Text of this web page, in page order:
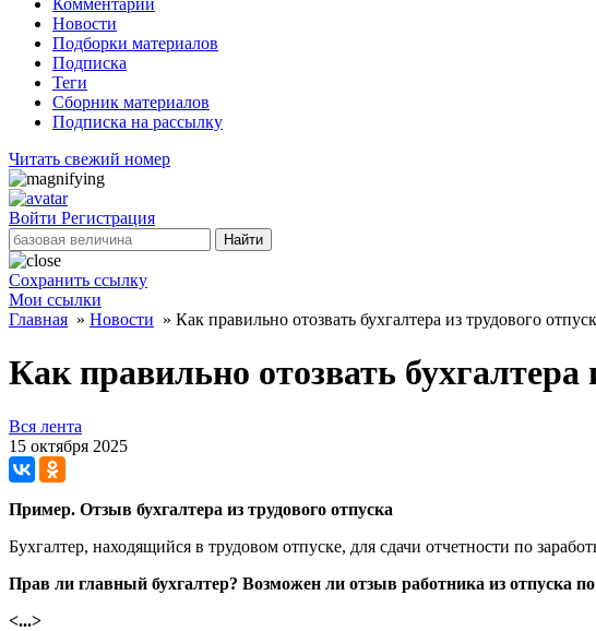
Комментарий
Новости
Подборки материалов
Подписка
Теги
Сборник материалов
Подписка на рассылку
Читать свежий номер
Войти Регистрация
Найти
Сохранить ссылку
Мои ссылки
Главная » Новости » Как правильно отозвать бухгалтера из трудового
Как правильно отозвать бухгалтера
Вся лента
15 октября 2025
Пример. Отзыв бухгалтера из трудового отпуска
Бухгалтер, находящийся в трудовом отпуске, для сдачи отчетности по
Прав ли главный бухгалтер? Возможен ли отзыв работника из отпуска
<...>